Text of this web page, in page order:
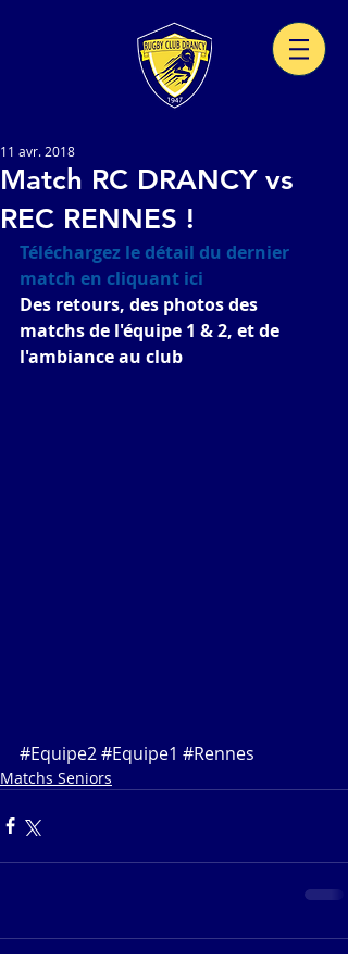
Match RC DRANCY vs
REC RENNES !
11 avr. 2018
Téléchargez le détail du dernier
match en cliquant ici
Des retours, des photos des
matchs de l'équipe 1 & 2, et de
l'ambiance au club
#Equipe2#Equipe1 #Rennes
Matchs Seniors